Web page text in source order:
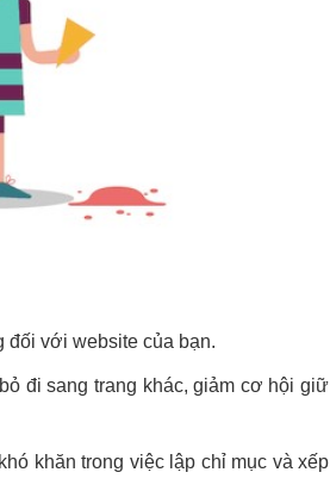
đối với website của bạn.
đi sang trang khác, giảm cơ hội giữ
khăn trong việc lập chỉ mục và xếp